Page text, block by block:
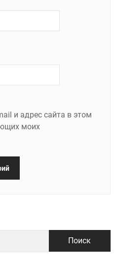
и адрес сайта в этом
моих